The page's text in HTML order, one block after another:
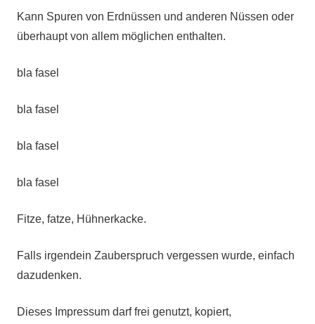
Kann Spuren von Erdnüssen und anderen Nüssen oder
überhaupt von allem möglichen enthalten.
bla fasel
bla fasel
bla fasel
bla fasel
Fitze, fatze, Hühnerkacke.
Falls irgendein Zauberspruch vergessen wurde, einfach
dazudenken.
Dieses Impressum darf frei genutzt, kopiert,